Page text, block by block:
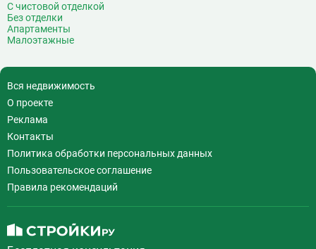
Выхино
Г Генерала Тюленева
Деловой центр
Динамо
Добрынинская
Домодедовская
Дорогомиловская
Достоевская
Дубровка 14
Ж Жулебино
С чистовой отделкой
Без отделки
Апартаменты
Малоэтажные
Вся недвижимость
О проекте
Реклама
Контакты
Политика обработки персональных данных
Пользовательское соглашение
Правила рекомендаций